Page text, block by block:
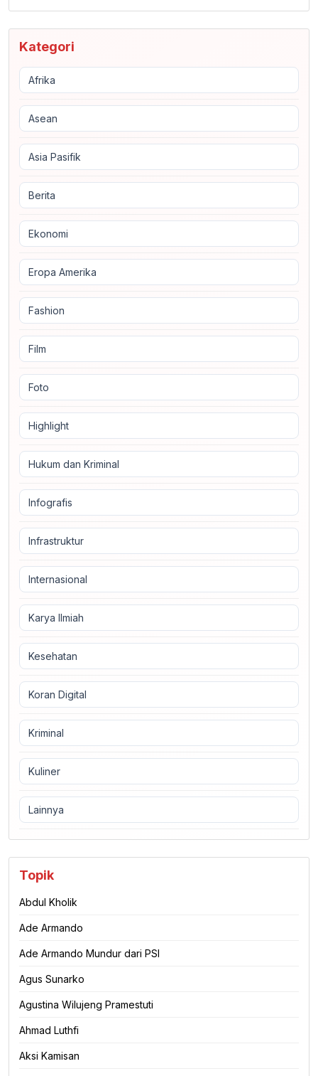
Kategori
Afrika
Asean
Asia Pasifik
Berita
Ekonomi
Eropa Amerika
Fashion
Film
Foto
Highlight
Hukum dan Kriminal
Infografis
Infrastruktur
Internasional
Karya Ilmiah
Kesehatan
Koran Digital
Kriminal
Kuliner
Lainnya
Topik
Abdul Kholik
Ade Armando
Ade Armando Mundur dari PSI
Agus Sunarko
Agustina Wilujeng Pramestuti
Ahmad Luthfi
Aksi Kamisan